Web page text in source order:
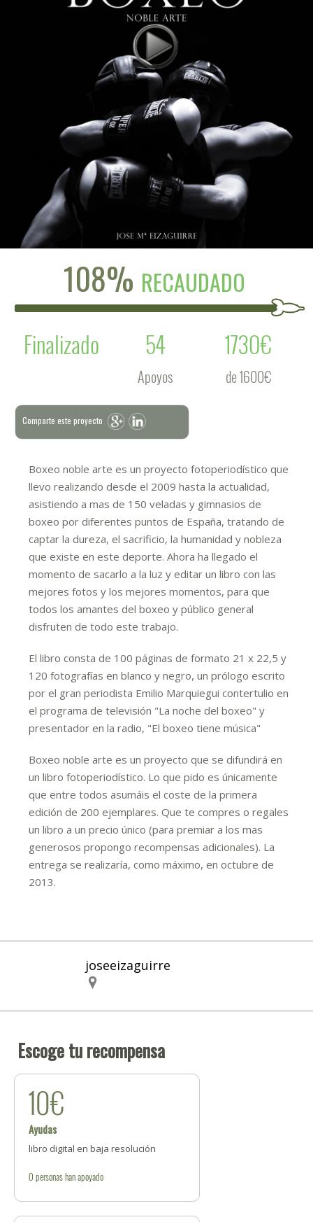
108% RECAUDADO
Finalizado
54
Apoyos
1730€
de 1600€
Comparte este proyecto
Boxeo noble arte es un proyecto fotoperiodístico que
llevo realizando desde el 2009 hasta la actualidad,
asistiendo a mas de 150 veladas y gimnasios de
boxeo por diferentes puntos de España, tratando de
captar la dureza, el sacrificio, la humanidad y nobleza
que existe en este deporte. Ahora ha llegado el
momento de sacarlo a la luz y editar un libro con las
mejores fotos y los mejores momentos, para que
todos los amantes del boxeo y público general
disfruten de todo este trabajo.
El libro consta de 100 páginas de formato 21 x 22,5 y
120 fotografías en blanco y negro, un prólogo escrito
por el gran periodista Emilio Marquiegui contertulio en
el programa de televisión "La noche del boxeo" y
presentador en la radio, "El boxeo tiene música"
Boxeo noble arte es un proyecto que se difundirá en
un libro fotoperiodístico. Lo que pido es únicamente
que entre todos asumáis el coste de la primera
edición de 200 ejemplares. Que te compres o regales
un libro a un precio único (para premiar a los mas
generosos propongo recompensas adicionales). La
entrega se realizaría, como máximo, en octubre de
2013.
joseeizaguirre
Escoge tu recompensa
10€
Ayudas
libro digital en baja resolución
0 personashan apoyado